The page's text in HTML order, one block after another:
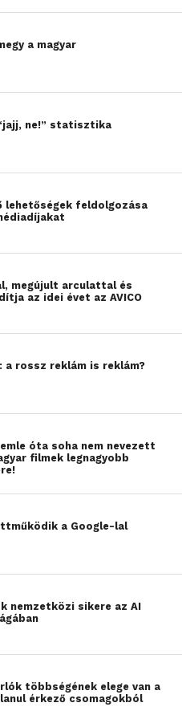
a magyar
ne!” statisztika
lehetőségek feldolgozása
megújult arculattal és
az idei évet az AVICO
a rossz reklám is reklám?
óta soha nem nevezett
filmek legnagyobb
a Google-lal
nemzetközi sikere az AI
többségének elege van a
érkező csomagokból